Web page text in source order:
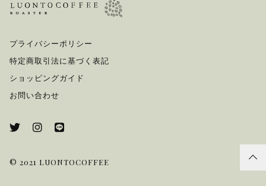
プライバシーポリシー
特定商取引法に基づく表記
ショッピングガイド
お問い合わせ
© 2021 LUONTOCOFFEE